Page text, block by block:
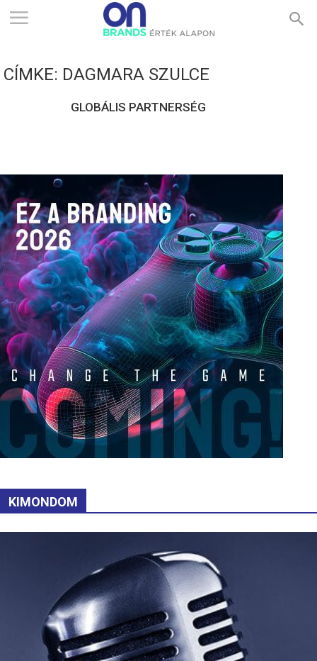
ONBRANDS
ALAPON
CÍMKE: DAGMARA SZULCE
GLOBÁLIS PARTNERSÉG
KIMONDOM